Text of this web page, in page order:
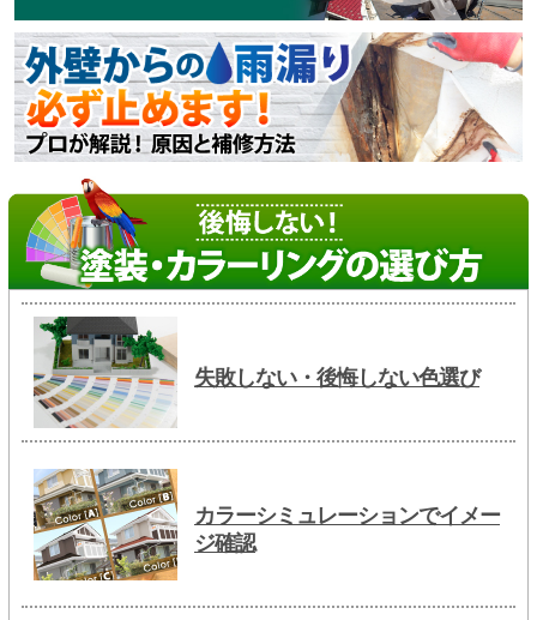
失敗しない・後悔しない色選び
カラーシミュレーションでイメー
ジ確認